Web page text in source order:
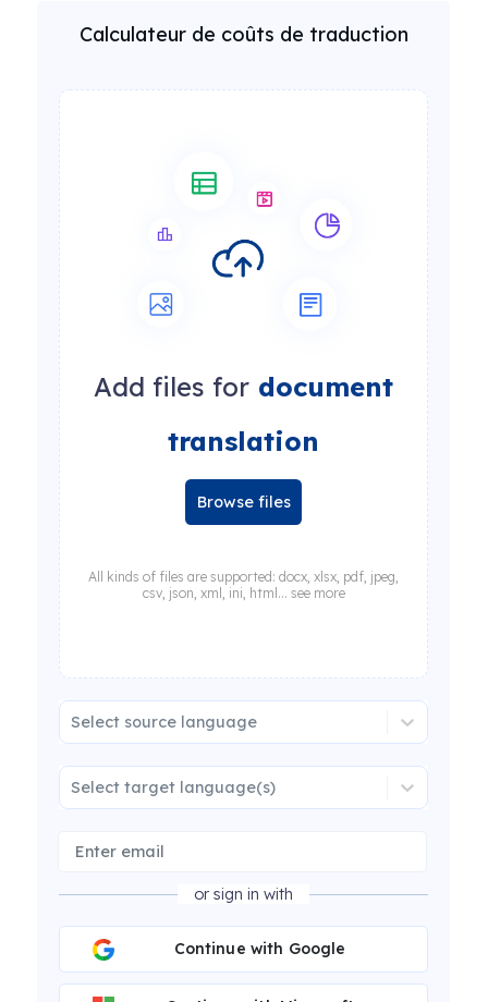
Calculateur de coûts de traduction
Add files for document
translation
Browse files
All kinds of files are supported: docx, xlsx, pdf, jpeg,
csv, json, xml, ini, html... see more
Select source language
Select target language(s)
or sign in with
Continue with Google